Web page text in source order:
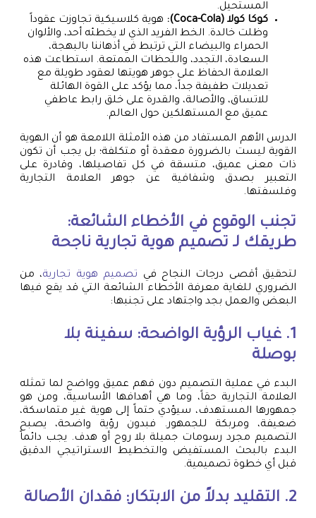
المستحيل.
كوكا كولا (Coca-Cola):
هوية كلاسيكية تجاوزت عقوداً
وظلت خالدة. الخط الفريد الذي لا يخطئه أحد، والألوان
الحمراء والبيضاء التي ترتبط في أذهاننا بالبهجة،
السعادة، التجدد، واللحظات الممتعة. استطاعت هذه
العلامة الحفاظ على جوهر هويتها لعقود طويلة مع
تعديلات طفيفة جداً، مما يؤكد على القوة الهائلة
للاتساق، والأصالة، والقدرة على خلق رابط عاطفي
عميق مع المستهلكين حول العالم.
الدرس الأهم المستفاد من هذه الأمثلة اللامعة هو أن الهوية
القوية ليست بالضرورة معقدة أو متكلفة؛ بل يجب أن تكون
ذات معنى عميق، متسقة في كل تفاصيلها، وقادرة على
التعبير بصدق وشفافية عن جوهر العلامة التجارية
وفلسفتها.
تجنب الوقوع في الأخطاء الشائعة:
طريقك لـ تصميم هوية تجارية ناجحة
لتحقيق أقصى درجات النجاح في تصميم هوية تجارية، من
الضروري للغاية معرفة الأخطاء الشائعة التي قد يقع فيها
البعض والعمل بجد واجتهاد على تجنبها:
1. غياب الرؤية الواضحة: سفينة بلا
بوصلة
البدء في عملية التصميم دون فهم عميق وواضح لما تمثله
العلامة التجارية حقاً، وما هي أهدافها الأساسية، ومن هو
جمهورها المستهدف، سيؤدي حتماً إلى هوية غير متماسكة،
ضعيفة، ومربكة للجمهور. فبدون رؤية واضحة، يصبح
التصميم مجرد رسومات جميلة بلا روح أو هدف. يجب دائماً
البدء بالبحث المستفيض والتخطيط الاستراتيجي الدقيق
قبل أي خطوة تصميمية.
2. التقليد بدلاً من الابتكار: فقدان الأصالة